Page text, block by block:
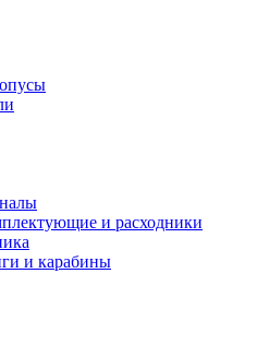
и расходники
и карабины